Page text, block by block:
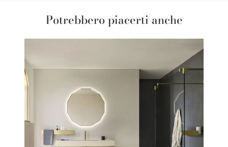
Potrebbero piacerti anche